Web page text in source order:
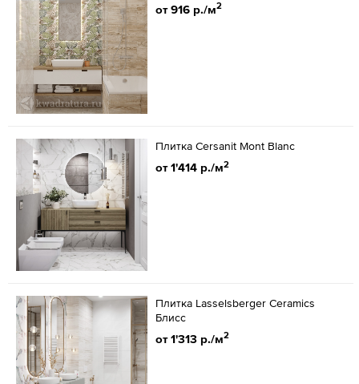
от 916 р./м2
Плитка Cersanit Mont Blanc
от 1'414 р./м2
Плитка Lasselsberger Ceramics
Блисс
от 1'313 р./м2